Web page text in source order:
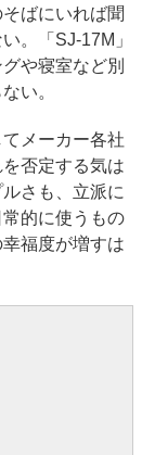
ばにいれば聞
。「SJ-17M」
や寝室など別
い。
メーカー各社
否定する気は
さも、立派に
的に使うもの
福度が増すは